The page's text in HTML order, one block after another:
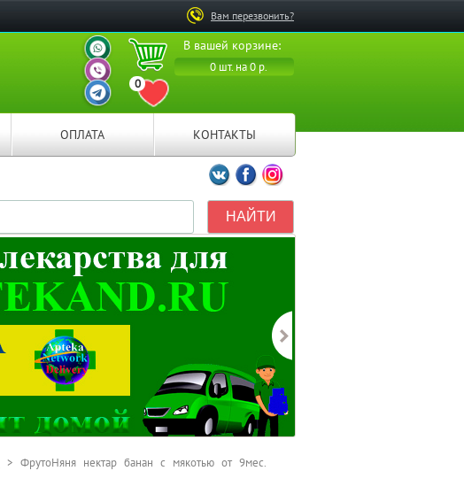
Вам перезвонить?
В вашей корзине:
0 шт. на 0 р.
0
ПЕРЕЙТИ В ИЗБРАННОЕ
ВАШ ПЕРСОНАЛЬНЫЙ
МЕНЕДЖЕР
ВАШ ПЕРСОНАЛЬНЫЙ
МЕНЕДЖЕР
ВАШ ПЕРСОНАЛЬНЫЙ
МЕНЕДЖЕР
ОПЛАТА КОНТАКТЫ
Мы ВКонтакте
Мы на Facebook
Мы в Instagramm
> ФрутоНяня нектар банан с мякотью от 9мес.